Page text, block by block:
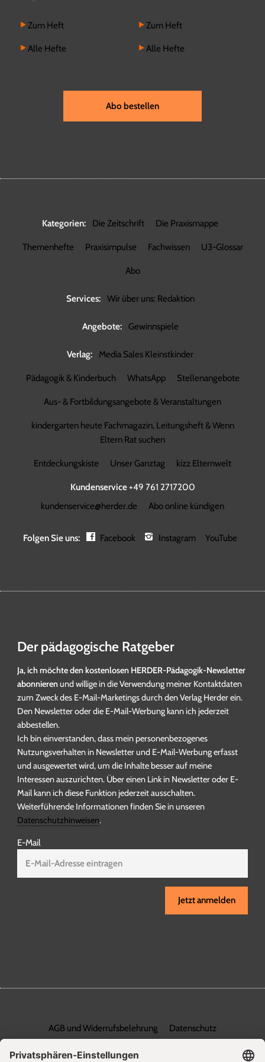
Zum Heft
Alle Hefte
Zum Heft
Alle Hefte
Abo bestellen
Kategorien: Die Zeitschrift Die Praxismappe
Themenhefte Praxisimpulse Fachwissen U3-Glossar
Abo
Services: Wir über uns: Redaktion
Angebote: Gewinnspiele
Verlag: Media Sales Kleinstkinder
Pädagogik & Kinderbuch WhatsApp Stellenangebote
Aus- & Fortbildungsangebote & Veranstaltungen
kindergarten heute Fachmagazin, Leitungsheft & Wenn
Eltern Rat suchen
Entdeckungskiste Unser Ganztag kizz Elternwelt
Kundenservice+49 761 2717200
kundenservice@herder.de
Abo online kündigen
Folgen Sie uns: Facebook Instagram YouTube
Der pädagogische Ratgeber
Ja, ich möchte den kostenlosen HERDER-Pädagogik-Newsletter
abonnierenund willige in die Verwendung meiner Kontaktdaten
zum Zweck des E-Mail-Marketings durch den Verlag Herder ein.
Den Newsletter oder die E-Mail-Werbung kann ich jederzeit
abbestellen.
Ich bin einverstanden, dass mein personenbezogenes
Nutzungsverhalten in Newsletter und E-Mail-Werbung erfasst
und ausgewertet wird, um die Inhalte besser auf meine
Interessen auszurichten. Über einen Link in Newsletter oder E-
Mail kann ich diese Funktion jederzeit ausschalten.
Weiterführende Informationen finden Sie in unseren
Datenschutzhinweisen.
E-Mail
Jetzt anmelden
AGB und Widerrufsbelehrung
Datenschutz
Barrierefreiheit
Impressum